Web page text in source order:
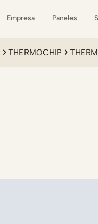
Empresa Paneles
THERMOCHIP